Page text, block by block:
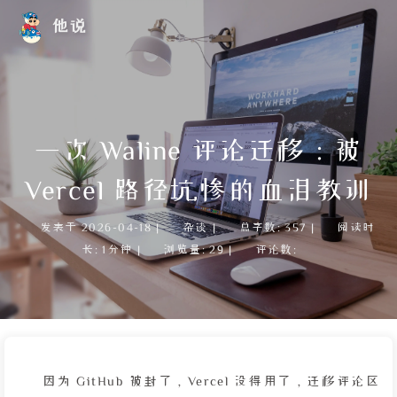
他说
一次 Waline 评论迁移：被
Vercel 路径坑惨的血泪教训
发表于 2026-04-18 | 杂谈 | 总字数: 357 |
阅读时
长: 1分钟 | 浏览量: 29 | 评论数:
因为 GitHub 被封了，Vercel 没得用了，迁移评论区